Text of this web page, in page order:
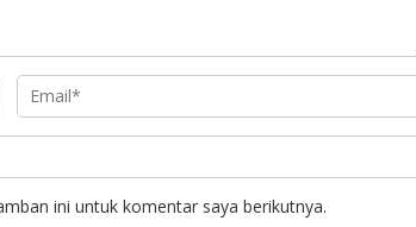
ini untuk komentar saya berikutnya.